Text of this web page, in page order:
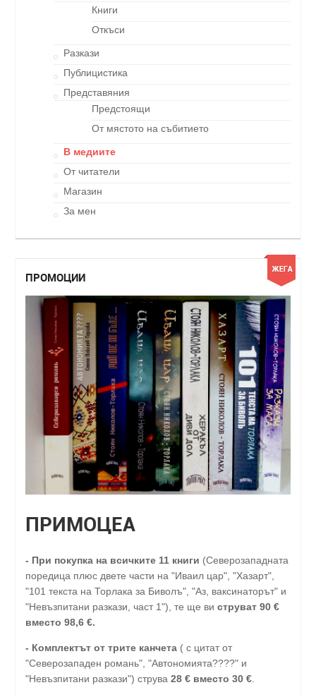
Книги
Откъси
Разкази
Публицистика
Представяния
Предстоящи
От мястото на събитието
В медиите
От читатели
Магазин
За мен
ПРОМОЦИИ
ПРИМОЦЕА
- При покупка на всичките 11 книги (Северозападната
поредица плюс двете части на "Иваил цар", "Хазарт",
"101 текста на Торлака за Биволъ", "Аз, ваксинаторът" и
"Невъзпитани разкази, част 1"), те ще ви струват 90 €
вместо 98,6 €.
- Комплектът от трите канчета ( с цитат от
"Северозападен романь", "Автономията????" и
"Невъзпитани разкази") струва 28 € вместо 30 €